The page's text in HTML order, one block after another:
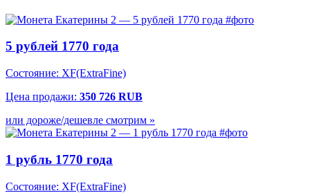
5 рублей 1770 года
Состояние: XF(ExtraFine)
Цена продажи: 350 726 RUB
или дороже/дешевле смотрим »
1 рубль 1770 года
Состояние: XF(ExtraFine)